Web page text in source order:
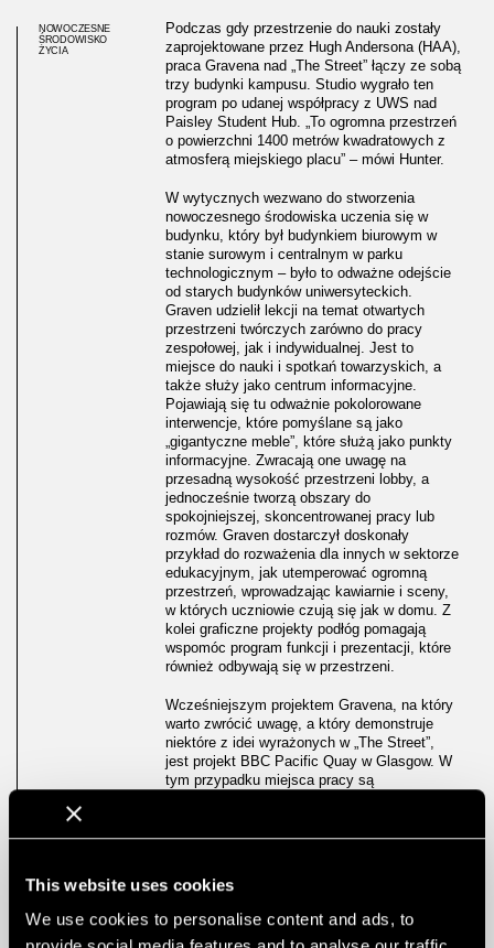
This website uses cookies
We use cookies to personalise content and ads, to
NOWOCZESNE
ŚRODOWISKO
ŻYCIA
Podczas gdy przestrzenie do nauki zostały
zaprojektowane przez Hugh Andersona (HAA),
praca Gravena nad „The Street” łączy ze sobą
trzy budynki kampusu. Studio wygrało ten
program po udanej współpracy z UWS nad
Paisley Student Hub. „To ogromna przestrzeń
o powierzchni 1400 metrów kwadratowych z
atmosferą miejskiego placu” – mówi Hunter.
W wytycznych wezwano do stworzenia
nowoczesnego środowiska uczenia się w
budynku, który był budynkiem biurowym w
stanie surowym i centralnym w parku
technologicznym – było to odważne odejście
od starych budynków uniwersyteckich.
Graven udzielił lekcji na temat otwartych
przestrzeni twórczych zarówno do pracy
zespołowej, jak i indywidualnej. Jest to
miejsce do nauki i spotkań towarzyskich, a
także służy jako centrum informacyjne.
Pojawiają się tu odważnie pokolorowane
interwencje, które pomyślane są jako
„gigantyczne meble”, które służą jako punkty
informacyjne. Zwracają one uwagę na
przesadną wysokość przestrzeni lobby, a
jednocześnie tworzą obszary do
spokojniejszej, skoncentrowanej pracy lub
rozmów. Graven dostarczył doskonały
przykład do rozważenia dla innych w sektorze
edukacyjnym, jak utemperować ogromną
przestrzeń, wprowadzając kawiarnie i sceny,
w których uczniowie czują się jak w domu. Z
kolei graficzne projekty podłóg pomagają
wspomóc program funkcji i prezentacji, które
również odbywają się w przestrzeni.
Wcześniejszym projektem Gravena, na który
warto zwrócić uwagę, a który demonstruje
niektóre z idei wyrażonych w „The Street”,
jest projekt BBC Pacific Quay w Glasgow. W
tym przypadku miejsca pracy są
goście i pracownicy mogą zobaczyć ogromną